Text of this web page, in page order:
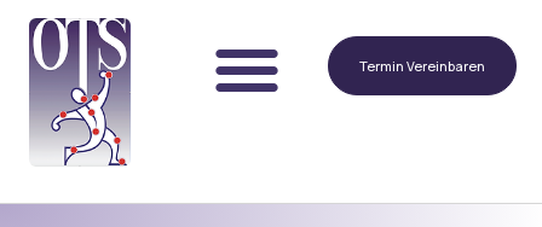
Termin Vereinbaren